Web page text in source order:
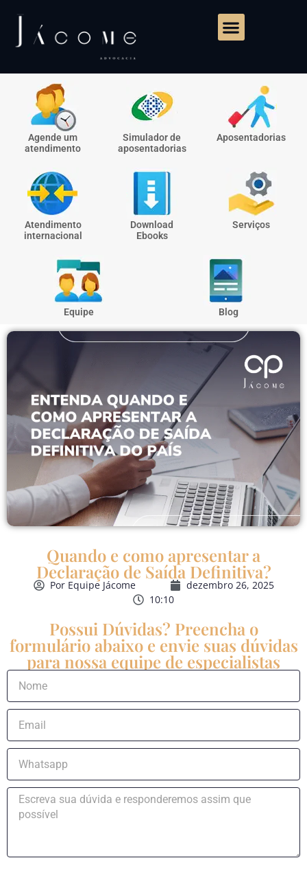
Agende um
atendimento
Simulador de
aposentadorias
Aposentadorias
Atendimento
internacional
Download
Ebooks
Serviços
Equipe Blog
Quando e como apresentar a
Declaração de Saída Definitiva?
PorEquipe Jácome
dezembro 26, 2025
10:10
Possui Dúvidas? Preencha o
formulário abaixo e envie suas dúvidas
para nossa equipe de especialistas